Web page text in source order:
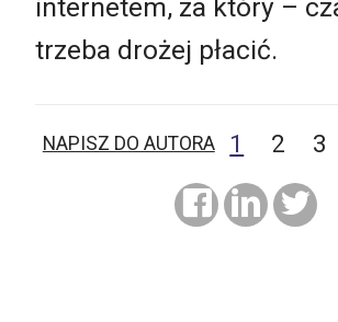
internetem, za który –
trzeba drożej płacić.
NAPISZ DO AUTORA 1 2 3